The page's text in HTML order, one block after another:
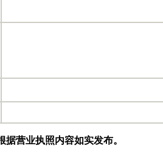
营业执照内容如实发布。